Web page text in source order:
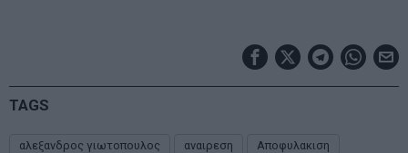
TAGS
αλεξανδρος γιωτοπουλος αναιρεση
Αποφυλακιση